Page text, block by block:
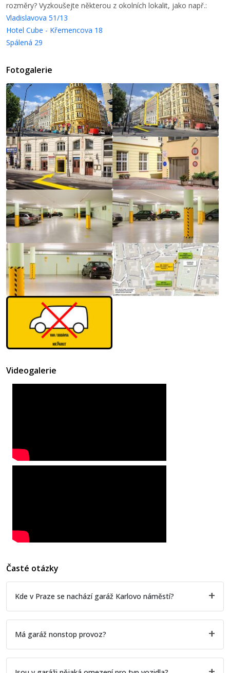
rozměry? Vyzkoušejte některou z okolních lokalit, jako např.:
Vladislavova 51/13
Hotel Cube - Křemencova 18
Spálená 29
Fotogalerie
Videogalerie
Časté otázky
Kde v Praze se nachází garáž Karlovo náměstí?
Má garáž nonstop provoz?